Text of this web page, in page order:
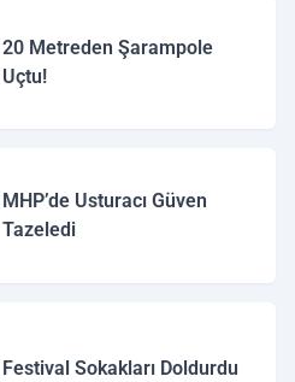
20 Metreden Şarampole
Uçtu!
MHP’de Usturacı Güven
Tazeledi
Festival Sokakları Doldurdu